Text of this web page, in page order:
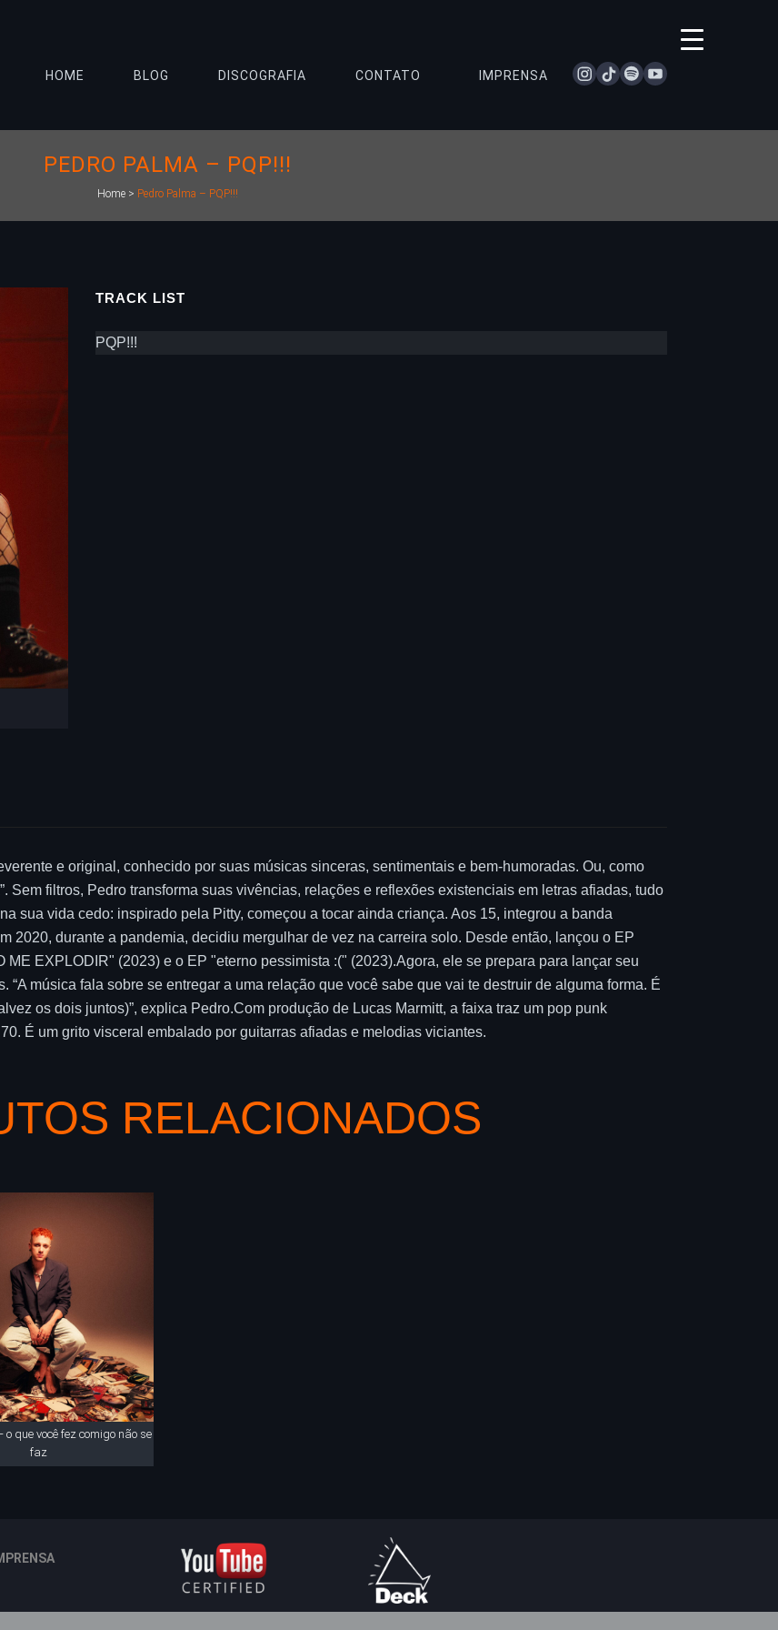
instagram
tiktokspotifyyoutube
HOME BLOG DISCOGRAFIA CONTATO IMPRENSA
PEDRO PALMA – PQP!!!
Home> Pedro Palma – PQP!!!
TRACK LIST
PQP!!!
e original, conhecido por suas músicas sinceras, sentimentais e bem-humoradas. Ou, como
Sem filtros, Pedro transforma suas vivências, relações e reflexões existenciais em letras afiadas, tudo
sua vida cedo: inspirado pela Pitty, começou a tocar ainda criança. Aos 15, integrou a banda
2020, durante a pandemia, decidiu mergulhar de vez na carreira solo. Desde então, lançou o EP
EXPLODIR" (2023) e o EP "eterno pessimista :(" (2023).Agora, ele se prepara para lançar seu
“A música fala sobre se entregar a uma relação que você sabe que vai te destruir de alguma forma. É
os dois juntos)”, explica Pedro.Com produção de Lucas Marmitt, a faixa traz um pop punk
É um grito visceral embalado por guitarras afiadas e melodias viciantes.
RELACIONADOS
o que você fez comigo não se
faz